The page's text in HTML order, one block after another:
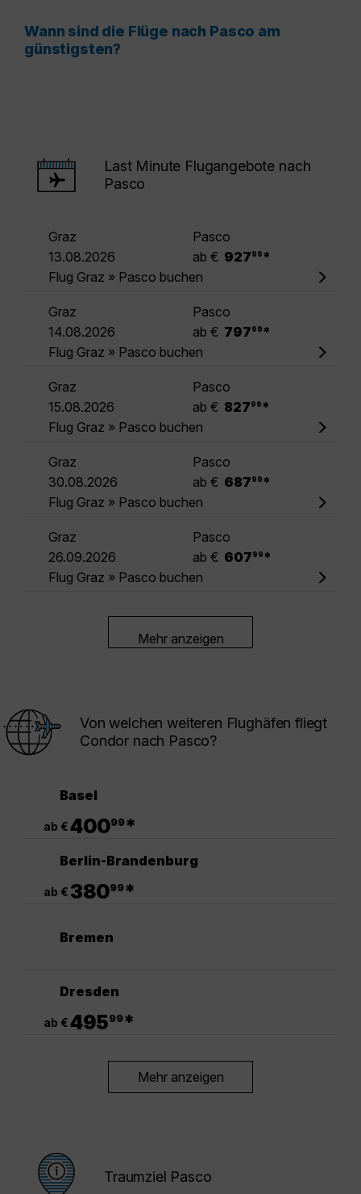
Wann sind die Flüge nach Pasco am
günstigsten?
Last Minute Flugangebote nach
Pasco
Graz
Pasco
13.08.2026
ab € 927 99 *
Flug Graz » Pasco buchen
Graz
Pasco
14.08.2026
ab € 797 99 *
Flug Graz » Pasco buchen
Graz
Pasco
15.08.2026
ab € 827 99 *
Flug Graz » Pasco buchen
Graz
Pasco
30.08.2026
ab € 687 99 *
Flug Graz » Pasco buchen
Graz
Pasco
26.09.2026
ab € 607 99 *
Flug Graz » Pasco buchen
Mehr anzeigen
Von welchen weiteren Flughäfen fliegt
Condor nach Pasco?
Basel
ab €40099*
Berlin-Brandenburg
ab € 38099*
Bremen
Dresden
ab €49599*
Mehr anzeigen
Traumziel Pasco